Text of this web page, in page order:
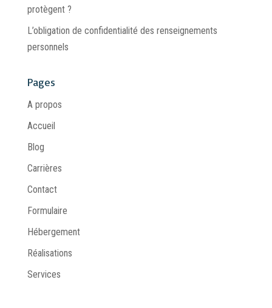
protègent ?
L’obligation de confidentialité des renseignements
personnels
Pages
A propos
Accueil
Blog
Carrières
Contact
Formulaire
Hébergement
Réalisations
Services